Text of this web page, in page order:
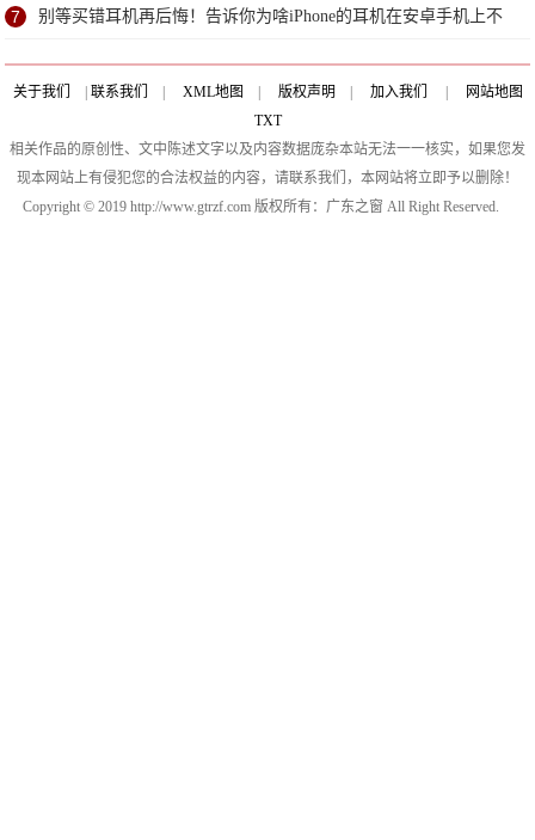
7 别等买错耳机再后悔！告诉你为啥iPhone的耳机在安卓手机上不
能用
关于我们 联系我们 XML地图 版权声明 加入我们
网站地图
TXT
相关作品的原创性、文中陈述文字以及内容数据庞杂本站无法一一核实，如果您发
现本网站上有侵犯您的合法权益的内容，请联系我们，本网站将立即予以删除！
Copyright © 2019 http://www.gtrzf.com 版权所有：广东之窗 All Right Reserved.